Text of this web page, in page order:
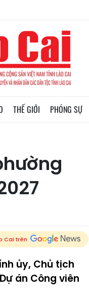
THẾ GIỚI PHÓNG SỰ
Cai trên
ủy, Chủ tịch
án Công viên